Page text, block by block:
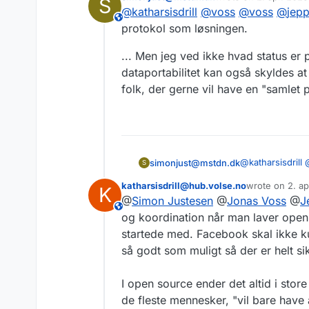
S This user is from outside of this forum
sidst redigeret af
@katharsisdrill @voss @voss @
protokol som løsningen.
... Men jeg ved ikke hvad status er
dataportabilitet kan også skyldes
folk, der gerne vil have en "samlet
S simonjust@mstdn.dk@katharsisdrill
... Men jeg ved
dataportabilitet
med folk, der
K This user is from outside of this forum
katharsisdrill@hub.volse.nowrote on 2.
sidst
@Simon Justesen @Jonas Voss @
og koordination når man laver
startede med. Facebook skal ikke
så godt som muligt så der er helt
I open source ender det altid i
de fleste mennesker, "vil bare